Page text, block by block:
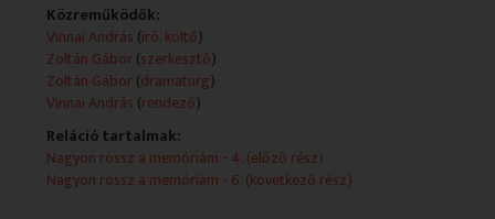
Cukor Lajos - Hajduk Károly, Szabó Zsófia - Danis Lídia,
Zsófia öccse - Czapkó Antal, Zsófia anyja -Csere Ági,
Portás - Tímár Éva, Marika - Kocsis Gergely, Gyula -
Kocsis Gergely
Zene: Keresztes Tamás, Kunert Péter,Liszkai Károly és
A felvételt Liszkai Károly és Maksay Helga készítette
Dramaturg: Zoltán Gábor (2003)
(Bef. rész: holnap 13.04)
Közreműködők:
Vinnai András (író, költő)
Zoltán Gábor(szerkesztő)
Zoltán Gábor(dramaturg)
Vinnai András (rendező)
Reláció tartalmak:
Nagyon rossz a memóriám - 4. (előző rész)
Nagyon rossz a memóriám - 6. (következő rész)